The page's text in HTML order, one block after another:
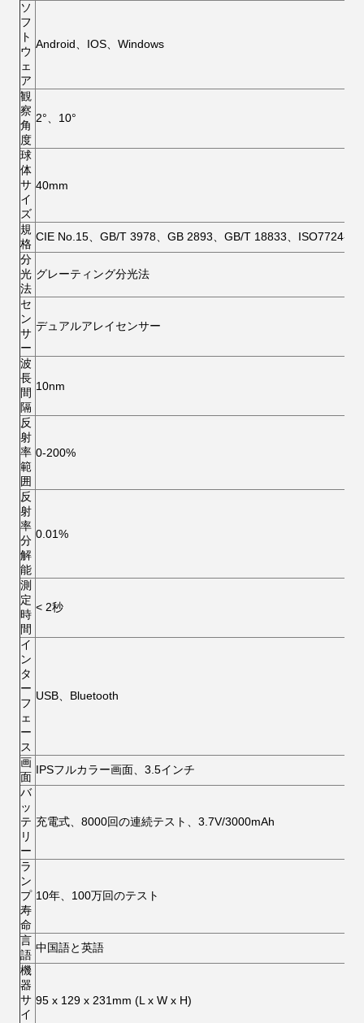
ソ
フ
ト
ウ
ェ
ア
Android、IOS、Windows
観
察
角
度
2°、10°
球
体
サ
イ
ズ
40mm
規
格
CIE No.15、GB/T 3978、GB 2893、GB/T 18833、ISO7724-1
分
光
法
グレーティング分光法
セ
ン
サ
ー
デュアルアレイセンサー
波
長
間
隔
10nm
反
射
率
範
囲
0-200%
反
射
率
分
解
能
0.01%
測
定
時
間
< 2秒
イ
ン
タ
ー
フ
ェ
ー
ス
USB、Bluetooth
画
面
IPSフルカラー画面、3.5インチ
バ
ッ
テ
リ
ー
充電式、8000回の連続テスト、3.7V/3000mAh
ラ
ン
プ
寿
命
10年、100万回のテスト
言
語
中国語と英語
機
器
サ
イ
95 x 129 x 231mm (L x W x H)